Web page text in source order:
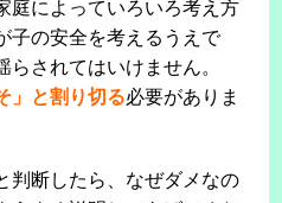
庭によっていろいろ考え方
子の安全を考えるうえで
されてはいけません。
」と割り切る必要がありま
判断したら、なぜダメなの